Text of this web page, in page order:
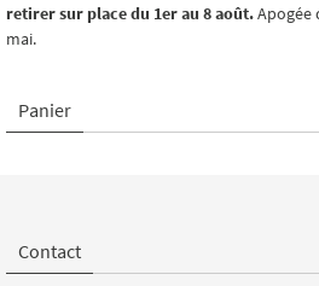
retirer sur place du 1er au 8 août.Apogée
mai.
Panier
Contact